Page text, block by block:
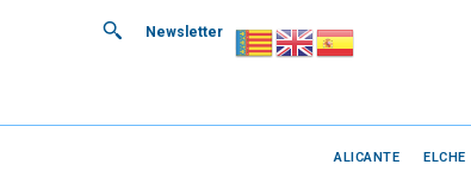
Newsletter
ALICANTE ELCHE